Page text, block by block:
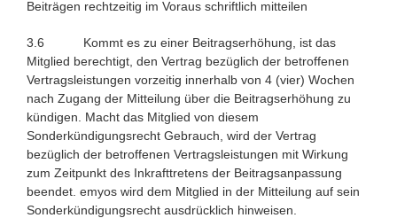
Beiträgen rechtzeitig im Voraus schriftlich mitteilen
3.6 Kommt es zu einer Beitragserhöhung, ist das
Mitglied berechtigt, den Vertrag bezüglich der betroffenen
Vertragsleistungen vorzeitig innerhalb von 4 (vier) Wochen
nach Zugang der Mitteilung über die Beitragserhöhung zu
kündigen. Macht das Mitglied von diesem
Sonderkündigungsrecht Gebrauch, wird der Vertrag
bezüglich der betroffenen Vertragsleistungen mit Wirkung
zum Zeitpunkt des Inkrafttretens der Beitragsanpassung
beendet. emyos wird dem Mitglied in der Mitteilung auf sein
Sonderkündigungsrecht ausdrücklich hinweisen.